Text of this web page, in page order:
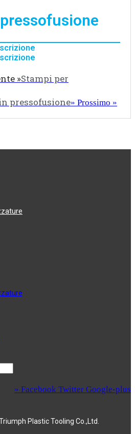
»Stampi per
pressofusione» Prossimo »
» Facebook Twitter Google-plus
Plastic Tooling Co.,Ltd.